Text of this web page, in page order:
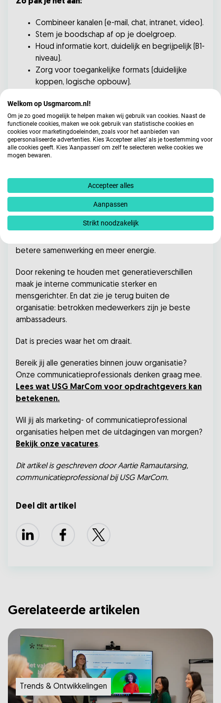
Combineer kanalen (e-mail, chat, intranet, video).
Stem je boodschap af op je doelgroep.
Houd informatie kort, duidelijk en begrijpelijk (B1-
niveau).
Zorg voor toegankelijke formats (duidelijke
koppen, logische opbouw).
Blijf testen en verbeteren
Goede communicatie staat niet stil.
Vraag collega’s wat zij prettig vinden
Analyseer wat werkt
Van verschil naar kracht
Terug naar dat overleg op maandagochtend. Stel je
voor dat iedereen zich gehoord voelt, omdat de
betere samenwerking en meer energie.
Door rekening te houden met generatieverschillen
maak je interne communicatie sterker en
mensgerichter. En dat zie je terug buiten de
organisatie: betrokken medewerkers zijn je beste
ambassadeurs.
Dat is precies waar het om draait.
Bereik jij alle generaties binnen jouw organisatie?
Onze communicatieprofessionals denken graag mee.
Lees wat USG MarCom voor opdrachtgevers kan
betekenen.
Wil jij als marketing- of communicatieprofessional
organisaties helpen met de uitdagingen van morgen?
Bekijk onze vacatures.
Dit artikel is geschreven door Aartie Ramautarsing,
communicatieprofessional bij USG MarCom.
Deel dit artikel
LinkedIn FacebookX
Gerelateerde artikelen
Trends & Ontwikkelingen
Welkom op Usgmarcom.nl!
Om je zo goed mogelijk te helpen maken wij gebruik van cookies. Naast de
functionele cookies, maken we ook gebruik van statistische cookies en
cookies voor marketingdoeleinden, zoals voor het aanbieden van
gepersonaliseerde advertenties. Kies ‘Accepteer alles’ als je toestemming voor
alle cookies geeft. Kies 'Aanpassen' om zelf te selecteren welke cookies we
mogen bewaren.
Accepteer alles
Aanpassen
Strikt noodzakelijk